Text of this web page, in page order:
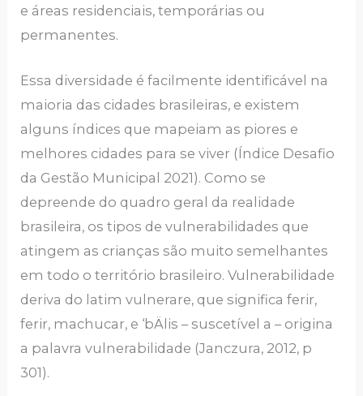
e áreas residenciais, temporárias ou
permanentes.
Essa diversidade é facilmente identificável na
maioria das cidades brasileiras, e existem
alguns índices que mapeiam as piores e
melhores cidades para se viver (Índice Desafio
da Gestão Municipal 2021). Como se
depreende do quadro geral da realidade
brasileira, os tipos de vulnerabilidades que
atingem as crianças são muito semelhantes
em todo o território brasileiro. Vulnerabilidade
deriva do latim vulnerare, que significa ferir,
ferir, machucar, e ‘bÄlis – suscetível a – origina
a palavra vulnerabilidade (Janczura, 2012, p
301).